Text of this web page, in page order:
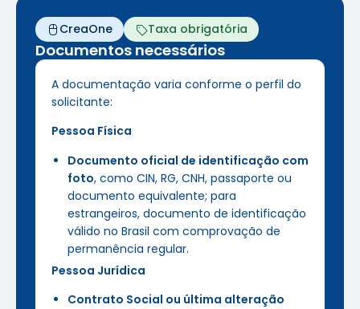
CreaOne Taxa obrigatória
Documentos necessários
A documentação varia conforme o perfil do
solicitante:
Pessoa Física
Documento oficial de identificação com
foto, como CIN, RG, CNH, passaporte ou
documento equivalente; para
estrangeiros, documento de identificação
válido no Brasil com comprovação de
permanência regular.
Pessoa Jurídica
Contrato Social ou última alteração